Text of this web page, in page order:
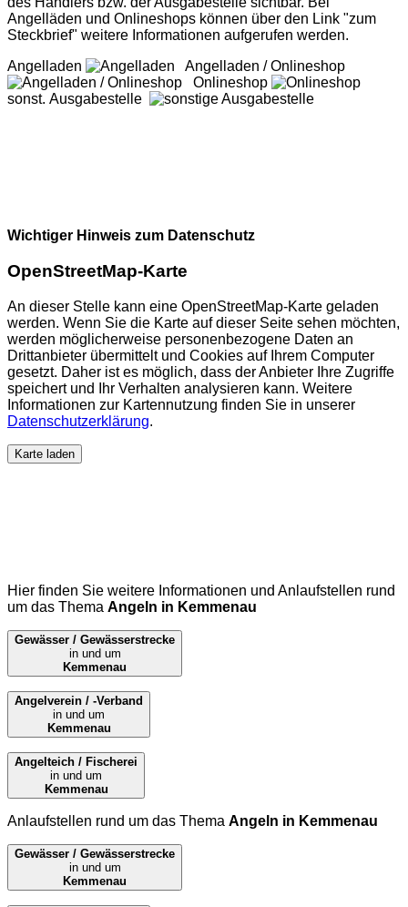
Angelläden und Onlineshops können über den Link "zum
Steckbrief" weitere Informationen aufgerufen werden.
Angelladen
Angelladen / Onlineshop
Onlineshop
sonst. Ausgabestelle
Wichtiger Hinweis zum Datenschutz
OpenStreetMap-Karte
An dieser Stelle kann eine OpenStreetMap-Karte geladen
werden. Wenn Sie die Karte auf dieser Seite sehen möchten,
werden möglicherweise personenbezogene Daten an
Drittanbieter übermittelt und Cookies auf Ihrem Computer
gesetzt. Daher ist es möglich, dass der Anbieter Ihre Zugriffe
speichert und Ihr Verhalten analysieren kann. Weitere
Informationen zur Kartennutzung finden Sie in unserer
Datenschutzerklärung.
Karte laden
Hier finden Sie weitere Informationen und Anlaufstellen rund
um das Thema Angeln in Kemmenau
Gewässer / Gewässerstrecke
in und um
Kemmenau
Angelverein / -Verband
in und um
Kemmenau
Angelteich / Fischerei
in und um
Kemmenau
Anlaufstellen rund um das Thema Angeln in Kemmenau
Gewässer / Gewässerstrecke
in und um
Kemmenau